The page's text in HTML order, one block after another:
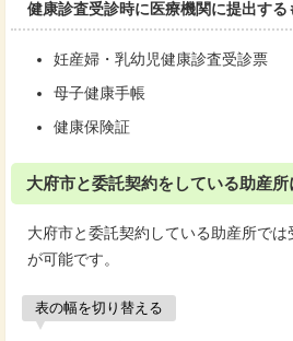
健康診査受診時に医療機関に提出する
妊産婦・乳幼児健康診査受診票
母子健康手帳
健康保険証
大府市と委託契約をしている助産所
大府市と委託契約している助産所で
が可能です。
表の幅を切り替える